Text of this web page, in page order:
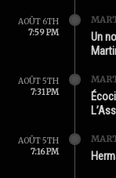
AOÛT 6TH
7:59 PM
Un
AOÛT 5TH
7:31 PM
AOÛT 5TH
7:16 PM